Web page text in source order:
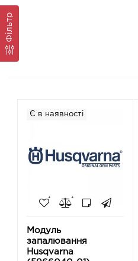
Фільтр
Є в наявності
Модуль
запалювання
Husqvarna